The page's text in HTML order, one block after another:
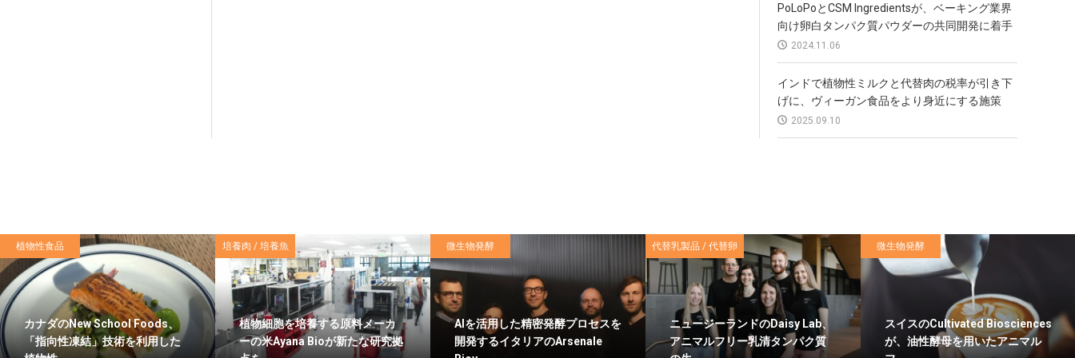
PoLoPoとCSM Ingredientsが、ベーキング業界
向け卵白タンパク質パウダーの共同開発に着手
2024.11.06
インドで植物性ミルクと代替肉の税率が引き下
げに、ヴィーガン食品をより身近にする施策
2025.09.10
植物性食品
カナダのNew School Foods、
「指向性凍結」技術を利用した
培養肉 / 培養魚
植物細胞を培養する原料メーカ
ーの米Ayana Bioが新たな研究拠
微生物発酵
AIを活用した精密発酵プロセスを
開発するイタリアのArsenale
代替乳製品 / 代替卵
ニュージーランドのDaisy Lab、
アニマルフリー乳清タンパク質
微生物発酵
スイスのCultivated Biosciences
が、油性酵母を用いたアニマル